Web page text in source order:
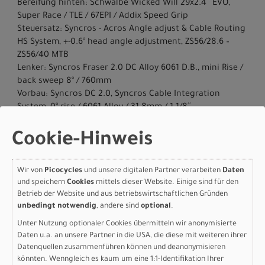
Bereifung hinten: Schwalbe Wicked Will 29x2.4´´ EVO,
Super Race / TLE / 67EPI / Addix Speed Grip
Steuersatz: Syncros - Acros Angle adjust & Cable Routing
HS System, +-0.6° head angle adjustment, ZS56/28.6 –
ZS56/40 MTB
Lenker: Syncros Fraser 2.0 DC Alloy 6061 D.B., mini Rise /
back sweep 8° / 760mm
Vorbau: Syncros DC 2.0, Syncros Cable Integration
System, 0° rise / 6061 Alloy / 31.8mm / 1 1/8´´
Remote System: SCOTT TwinLoc 2 Technology,
Suspension & Dropper Remote, 3 Suspension modes
Sattel: Syncros Tofino 2.0 Regular, CRMO rails
Sattelstütze: Syncros Duncan Dropper Post 2.0, 31.6mm /
S & M size 125mm / L size 150mm / XL size 170mm
Motor: TQ HPR50 Mid Motor drive 50Nm max Torque / EU:
25kmh / US: 20mph
Batterie: TQ Internal 360Wh
Batteriekapazität: 360 Wh
Ladegerät: TQ 100-240V-4A
Cookie-Hinweis
Wir von Picocycles und unsere digitalen Partner verarbeiten Daten
und speichern Cookies mittels dieser Website. Einige sind für den
Betrieb der Website und aus betriebswirtschaftlichen Gründen
unbedingt notwendig, andere sind optional.
Unter Nutzung optionaler Cookies übermitteln wir anonymisierte
Daten u.a. an unsere Partner in die USA, die diese mit weiteren ihrer
Datenquellen zusammenführen können und deanonymisieren
könnten. Wenngleich es kaum um eine 1:1-Identifikation Ihrer